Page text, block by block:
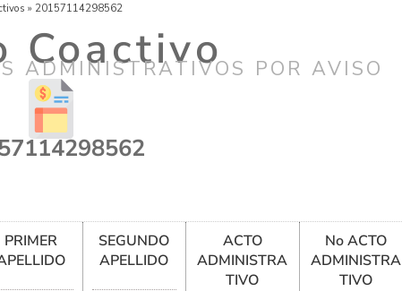
» 20157114298562
Coactivo
ADMINISTRATIVOS POR AVISO
PRIMER
SEGUNDO
APELLIDO
ACTO
ADMINISTRA
TIVO
No ACTO
ADMINISTRA
TIVO